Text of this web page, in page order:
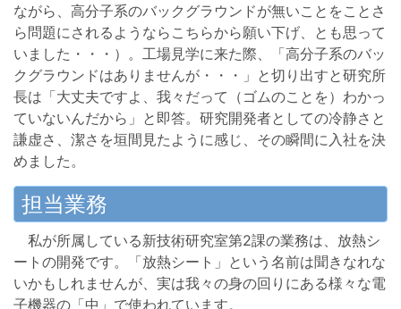
ながら、高分子系のバックグラウンドが無いことをことさ
ら問題にされるようならこちらから願い下げ、とも思って
いました・・・）。工場見学に来た際、「高分子系のバッ
クグラウンドはありませんが・・・」と切り出すと研究所
長は「大丈夫ですよ、我々だって（ゴムのことを）わかっ
ていないんだから」と即答。研究開発者としての冷静さと
謙虚さ、潔さを垣間見たように感じ、その瞬間に入社を決
めました。
担当業務
私が所属している新技術研究室第2課の業務は、放熱シ
ートの開発です。「放熱シート」という名前は聞きなれな
いかもしれませんが、実は我々の身の回りにある様々な電
子機器の「中」で使われています。